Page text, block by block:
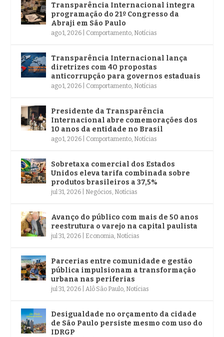
Transparência Internacional integra
programação do 21º Congresso da
Abraji em São Paulo
ago 1, 2026 Comportamento Notícias
Transparência Internacional lança
diretrizes com 40 propostas
anticorrupção para governos estaduais
ago 1, 2026 Comportamento Notícias
Presidente da Transparência
Internacional abre comemorações dos
10 anos da entidade no Brasil
ago 1, 2026 Comportamento Notícias
Sobretaxa comercial dos Estados
Unidos eleva tarifa combinada sobre
produtos brasileiros a 37,5%
jul 31, 2026 Negócios Notícias
Avanço do público com mais de 50 anos
reestrutura o varejo na capital paulista
jul 31, 2026 Economia Notícias
Parcerias entre comunidade e gestão
pública impulsionam a transformação
urbana nas periferias
jul 31, 2026 Alô São Paulo Notícias
Desigualdade no orçamento da cidade
de São Paulo persiste mesmo com uso do
IDRGP